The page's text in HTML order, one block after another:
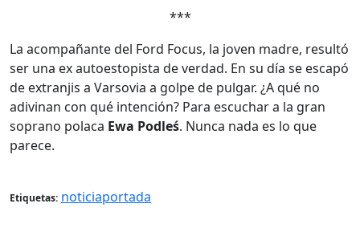
***
La acompañante del Ford Focus, la joven madre, resultó
ser una ex autoestopista de verdad. En su día se escapó
de extranjis a Varsovia a golpe de pulgar. ¿A qué no
adivinan con qué intención? Para escuchar a la gran
soprano polaca Ewa Podleś. Nunca nada es lo que
parece.
Etiquetas: noticiaportada